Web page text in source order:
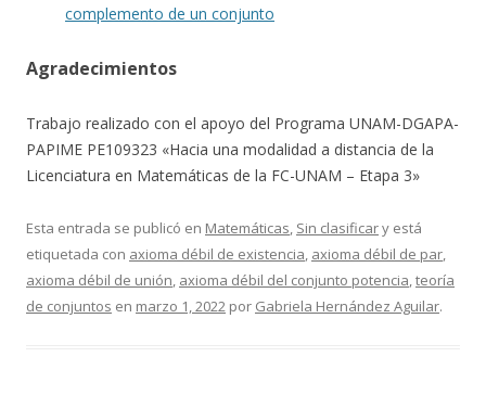
complemento de un conjunto
Agradecimientos
Trabajo realizado con el apoyo del Programa UNAM-DGAPA-
PAPIME PE109323 «Hacia una modalidad a distancia de la
Licenciatura en Matemáticas de la FC-UNAM – Etapa 3»
Esta entrada se publicó en Matemáticas, Sin clasificary está
etiquetada con axioma débil de existencia, axioma débil de par,
axioma débil de unión, axioma débil del conjunto potencia,teoría
de conjuntos en marzo 1, 2022 por Gabriela Hernández Aguilar.